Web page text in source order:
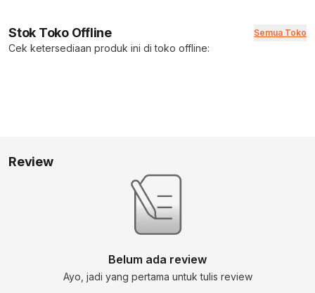
Stok Toko Offline Semua Toko
Cek ketersediaan produk ini di toko offline:
Review
Belum ada review
Ayo, jadi yang pertama untuk tulis review